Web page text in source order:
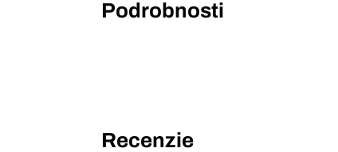
Podrobnosti
Recenzie